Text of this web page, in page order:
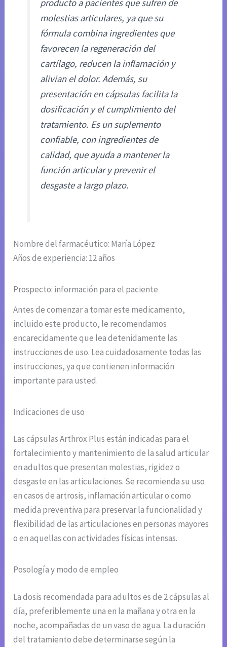
producto a pacientes que sufren de
molestias articulares, ya que su
fórmula combina ingredientes que
favorecen la regeneración del
cartílago, reducen la inflamación y
alivian el dolor. Además, su
presentación en cápsulas facilita la
dosificación y el cumplimiento del
tratamiento. Es un suplemento
confiable, con ingredientes de
calidad, que ayuda a mantener la
función articular y prevenir el
desgaste a largo plazo.
Nombre del farmacéutico: María López
Años de experiencia: 12 años
Prospecto: información para el paciente
Antes de comenzar a tomar este medicamento,
incluido este producto, le recomendamos
encarecidamente que lea detenidamente las
instrucciones de uso. Lea cuidadosamente todas las
instrucciones, ya que contienen información
importante para usted.
Indicaciones de uso
Las cápsulas Arthrox Plus están indicadas para el
fortalecimiento y mantenimiento de la salud articular
en adultos que presentan molestias, rigidez o
desgaste en las articulaciones. Se recomienda su uso
en casos de artrosis, inflamación articular o como
medida preventiva para preservar la funcionalidad y
flexibilidad de las articulaciones en personas mayores
o en aquellas con actividades físicas intensas.
Posología y modo de empleo
La dosis recomendada para adultos es de 2 cápsulas al
día, preferiblemente una en la mañana y otra en la
noche, acompañadas de un vaso de agua. La duración
del tratamiento debe determinarse según la